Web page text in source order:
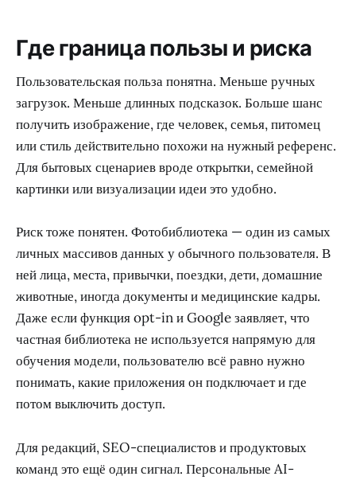
Где граница пользы и риска
Пользовательская польза понятна. Меньше ручных
загрузок. Меньше длинных подсказок. Больше шанс
получить изображение, где человек, семья, питомец
или стиль действительно похожи на нужный референс.
Для бытовых сценариев вроде открытки, семейной
картинки или визуализации идеи это удобно.
Риск тоже понятен. Фотобиблиотека — один из самых
личных массивов данных у обычного пользователя. В
ней лица, места, привычки, поездки, дети, домашние
животные, иногда документы и медицинские кадры.
Даже если функция opt-in и Google заявляет, что
частная библиотека не используется напрямую для
обучения модели, пользователю всё равно нужно
понимать, какие приложения он подключает и где
потом выключить доступ.
Для редакций, SEO-специалистов и продуктовых
команд это ещё один сигнал. Персональные AI-